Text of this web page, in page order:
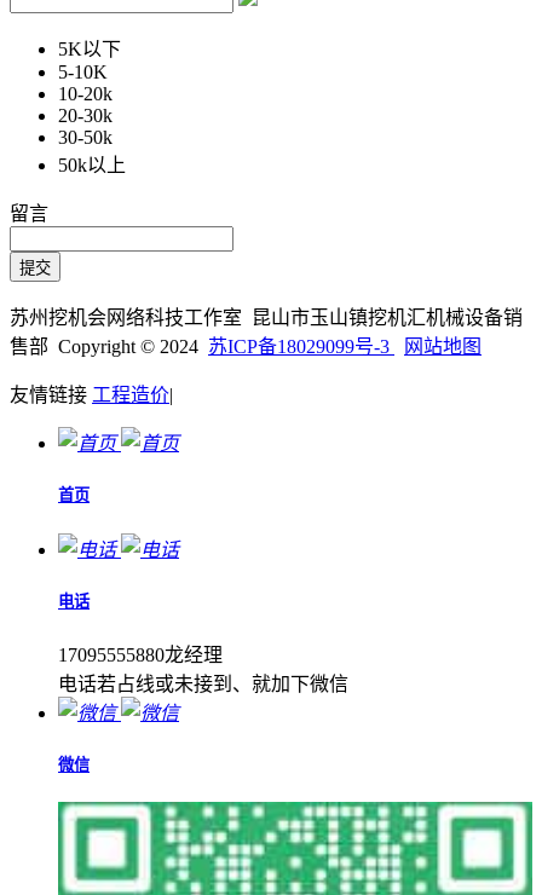
5K以下
5-10K
10-20k
20-30k
30-50k
50k以上
留言
苏州挖机会网络科技工作室 昆山市玉山镇挖机汇机械设备销
售部 Copyright © 2024 苏ICP备18029099号-3 网站地图
友情链接 工程造价|
首页
电话
17095555880龙经理
电话若占线或未接到、就加下微信
微信